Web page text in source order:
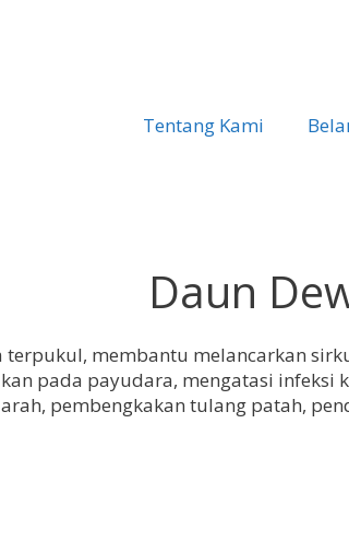
Tentang Kami
Daun
membantu melancarkan
pada payudara, mengatasi
pembengkakan tulang patah,